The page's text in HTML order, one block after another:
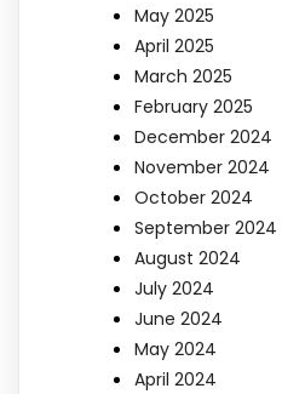
May 2025
April 2025
March 2025
February 2025
December 2024
November 2024
October 2024
September 2024
August 2024
July 2024
June 2024
May 2024
April 2024